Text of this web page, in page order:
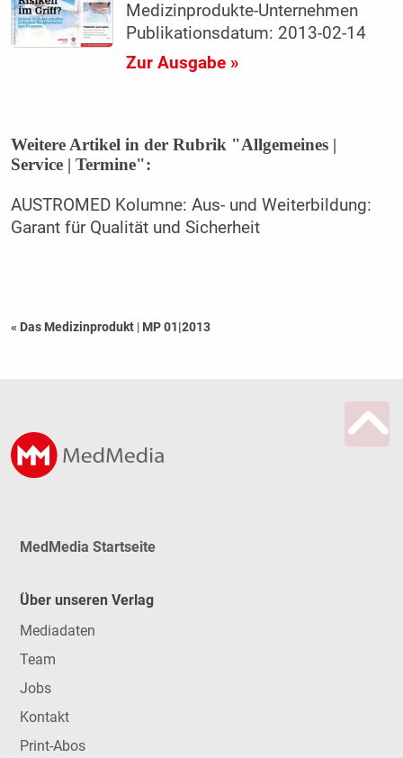
Medizinprodukte-Unternehmen
Publikationsdatum: 2013-02-14
Zur Ausgabe »
Weitere Artikel in der Rubrik "Allgemeines |
Service | Termine":
AUSTROMED Kolumne: Aus- und Weiterbildung:
Garant für Qualität und Sicherheit
« Das Medizinprodukt | MP 01|2013
MedMedia Startseite
Über unseren Verlag
Mediadaten
Team
Jobs
Kontakt
Print-Abos